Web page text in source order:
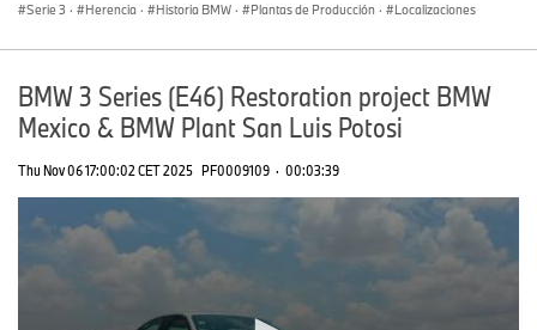
Serie 3 · Herencia · Historia BMW · Plantas de Producción · Localizaciones
BMW 3 Series (E46) Restoration project BMW
Mexico & BMW Plant San Luis Potosi
Thu Nov 06 17:00:02 CET 2025 PF0009109 · 00:03:39